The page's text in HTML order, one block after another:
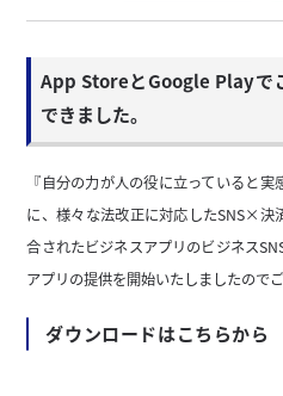
App StoreとGoogle Playで
できました。
『自分の力が人の役に立っていると
に、様々な法改正に対応したSNS×
合されたビジネスアプリのビジネス
アプリの提供を開始いたしましたので
ダウンロードはこちらから